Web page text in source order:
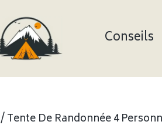
Conseils
/ Tente De Randonnée 4